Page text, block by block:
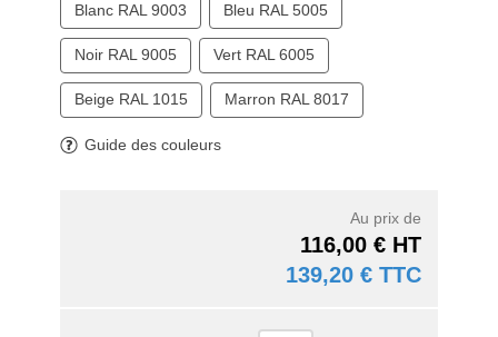
Blanc RAL 9003 Bleu RAL 5005
Noir RAL 9005 Vert RAL 6005
Beige RAL 1015 Marron RAL 8017
Guide des couleurs
Au prix de
116,00 € HT
139,20 € TTC